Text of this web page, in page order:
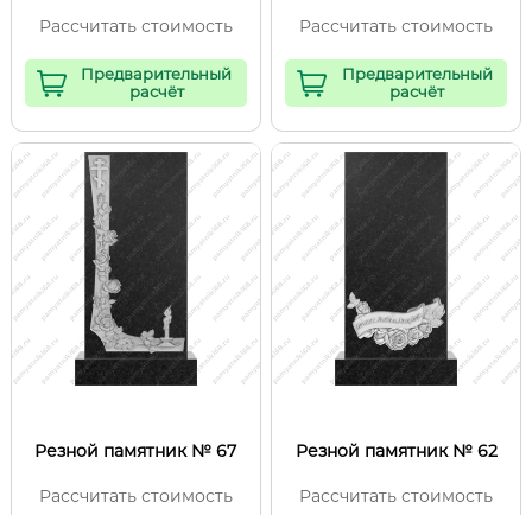
Рассчитать стоимость
Предварительный
расчёт
Рассчитать стоимость
Предварительный
расчёт
Резной памятник № 67
Рассчитать стоимость
Резной памятник № 62
Рассчитать стоимость